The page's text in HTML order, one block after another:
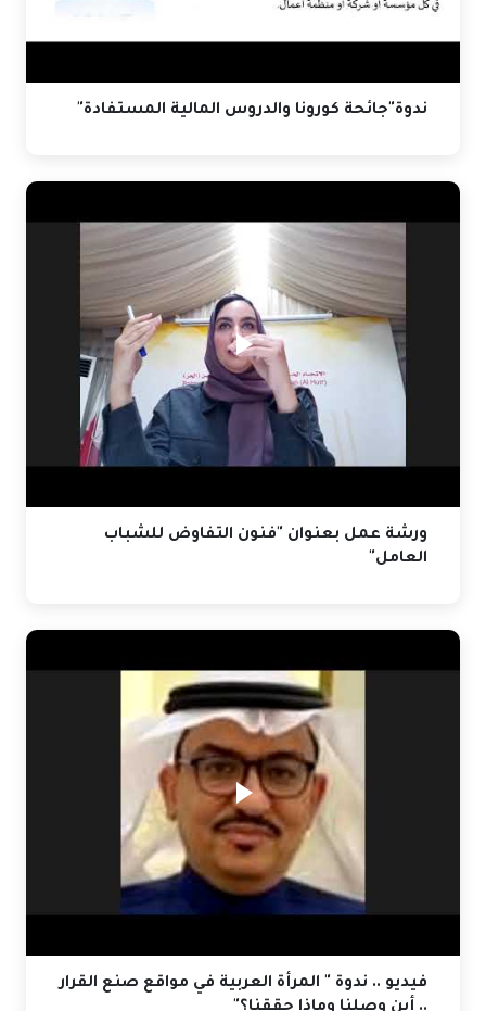
ندوة"جائحة كورونا والدروس المالية المستفادة"
ورشة عمل بعنوان "فنون التفاوض للشباب
العامل"
فيديو .. ندوة " المرأة العربية في مواقع صنع القرار